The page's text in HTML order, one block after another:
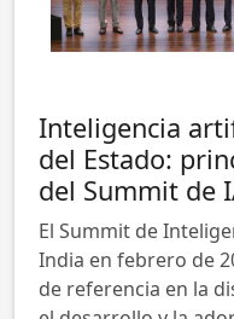
Inteligencia
del Estado:
del Summit de
El Summit de
India en febrero de
de referencia en la